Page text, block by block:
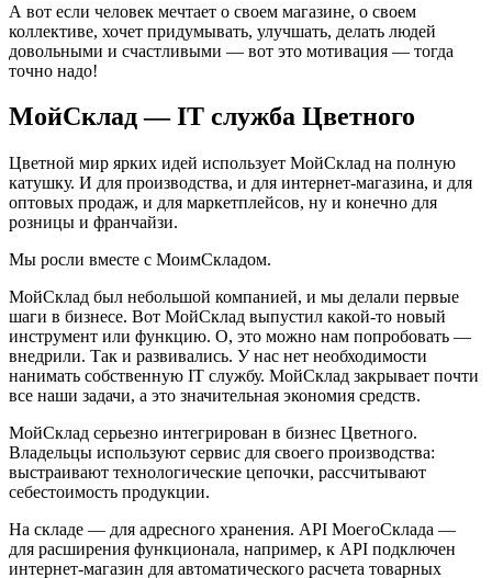
А вот если человек мечтает о своем магазине, о своем
коллективе, хочет придумывать, улучшать, делать людей
довольными и счастливыми — вот это мотивация — тогда
точно надо!
МойСклад — IT служба Цветного
Цветной мир ярких идей использует МойСклад на полную
катушку. И для производства, и для интернет-магазина, и для
оптовых продаж, и для маркетплейсов, ну и конечно для
розницы и франчайзи.
Мы росли вместе с МоимСкладом.
МойСклад был небольшой компанией, и мы делали первые
шаги в бизнесе. Вот МойСклад выпустил какой-то новый
инструмент или функцию. О, это можно нам попробовать —
внедрили. Так и развивались. У нас нет необходимости
нанимать собственную IT службу. МойСклад закрывает почти
все наши задачи, а это значительная экономия средств.
МойСклад серьезно интегрирован в бизнес Цветного.
Владельцы используют сервис для своего производства:
выстраивают технологические цепочки, рассчитывают
себестоимость продукции.
На складе — для адресного хранения. API МоегоСклада —
для расширения функционала, например, к API подключен
интернет-магазин для автоматического расчета товарных